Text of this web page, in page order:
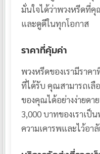
มั่นใจได้ว่าพวงหรีดที่
และดูดีในทุกโอกาส
ราคาที่คุ้มค่า
พวงหรีดของเรามีรา
ที่ได้รับ คุณสามารถเลื
ของคุณได้อย่างง่ายด
3,000 บาทของเราเป็
ความเคารพและไว้อา